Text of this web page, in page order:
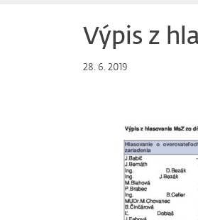
Výpis z
28. 6. 2019